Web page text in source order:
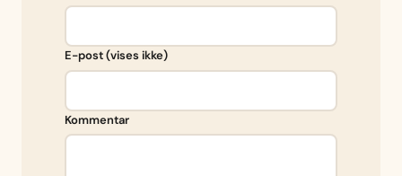
Kommentar
E-post (vises ikke)